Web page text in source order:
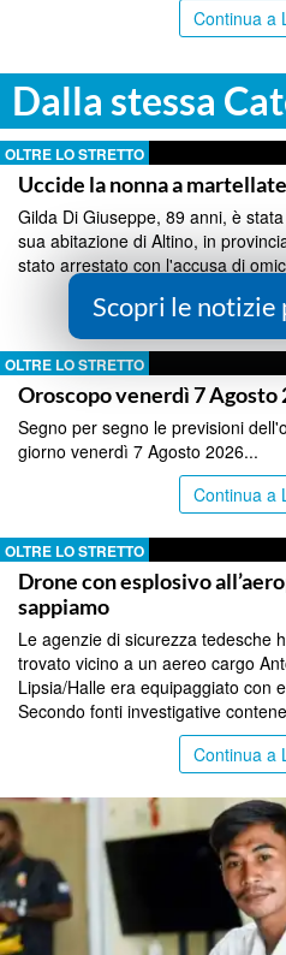
Continua a
Dalla stessa
OLTRE LO STRETTO
Uccide la nonna a
Gilda Di Giuseppe, 89 anni, è
sua abitazione di Altino, in
stato arrestato con l'accusa di
Continua a
OLTRE LO STRETTO
Oroscopo venerdì 7 Agosto
Segno per segno le previsioni
giorno venerdì 7 Agosto 2026...
Continua a
OLTRE LO STRETTO
Drone con esplosivo
sappiamo
Le agenzie di sicurezza tedesche
trovato vicino a un aereo cargo
Lipsia/Halle era equipaggiato con
Secondo fonti investigative
Continua a
Scopri le